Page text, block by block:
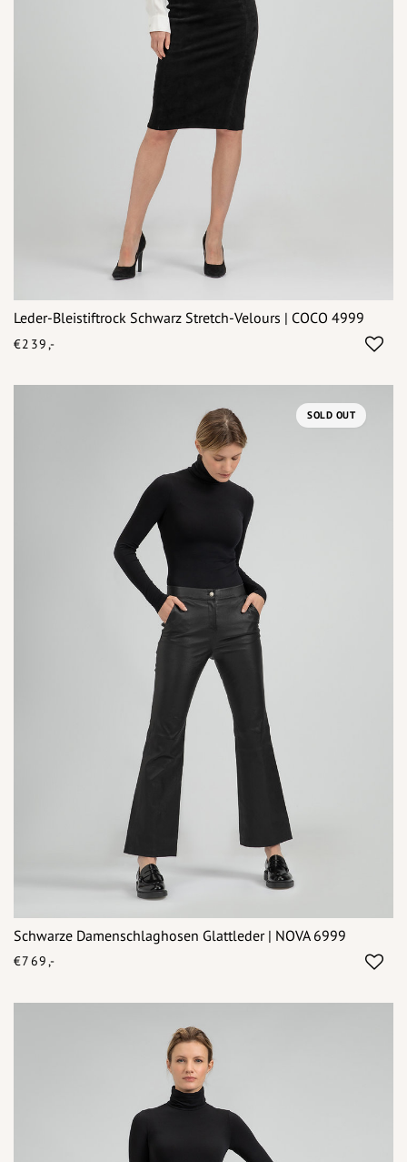
Leder-Bleistiftrock Schwarz Stretch-Velours | COCO 4999
€239,-
Schwarze Damenschlaghosen Glattleder | NOVA 6999
€769,-
SOLD OUT